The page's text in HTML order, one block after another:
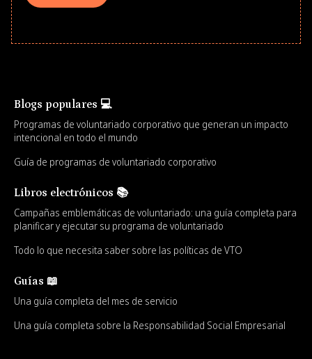
Blogs populares 💻
Programas de voluntariado corporativo que generan un impacto
intencional en todo el mundo
Guía de programas de voluntariado corporativo
Libros electrónicos 📚
Campañas emblemáticas de voluntariado: una guía completa para
planificar y ejecutar su programa de voluntariado
Todo lo que necesita saber sobre las políticas de VTO
Guías 📖
Una guía completa del mes de servicio
Una guía completa sobre la Responsabilidad Social Empresarial